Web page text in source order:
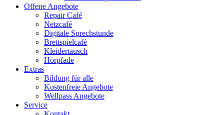
Offene Angebote
Repair Café
Netzcafé
Digitale Sprechstunde
Brettspielcafé
Kleidertausch
Hörpfade
Extras
Bildung für alle
Kostenfreie Angebote
Wellpass Angebote
Service